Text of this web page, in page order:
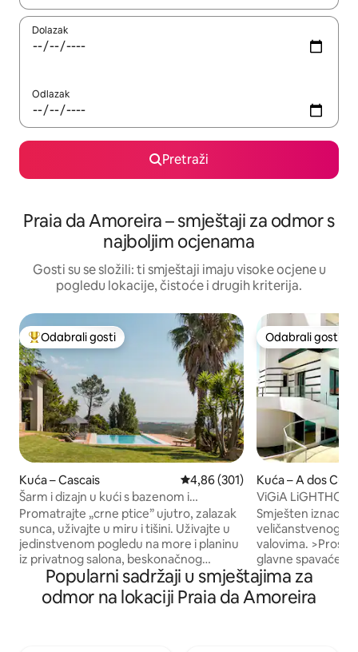
Dolazak
Odlazak
Pretraži
Praia da Amoreira – smještaji za odmor s
najboljim ocjenama
Gosti su se složili: ti smještaji imaju visoke ocjene u
pogledu lokacije, čistoće i drugih kriterija.
Među najviše rangiranima s oznakom „Odabrali gosti”
Odabrali gosti
Kuća – Cascais Prosječna ocjena: 4,86/5,
4,86 (301)
Šarm i dizajn u kući s bazenom i
predivnim pogledom na more i planine
Promatrajte „crne ptice” ujutro, zalazak
sunca, uživajte u miru i tišini. Uživajte u
jedinstvenom pogledu na more i planinu
iz privatnog salona, beskonačnog
bazena, „Serra de Sintra”- čarobne
planine, začarane šume, samostana i
palača. Mogućnost uključivanja radnog
Odabrali gosti
Odabrali gosti
Kuća – A dos
ViGiA
bazenom i
Smješten iznad
veličanstvenog
valovima. >Prostrani dnevni prostor >3
glavne spavaće
kupaonica >Privatni grijani bazen (≈30
stupnjeva u
> manje od 5
Popularni sadržaji u smještajima za
odmor na lokaciji Praia da Amoreira